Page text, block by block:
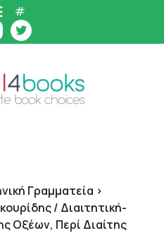
#
Γραμματεία >
/ Διαιτητική-
Οξέων, Περί Διαίτης